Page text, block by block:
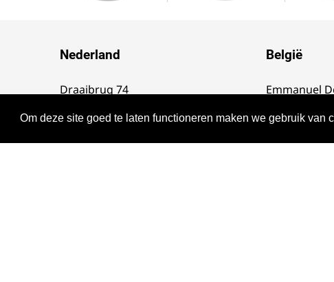
Om deze site goed te laten functioneren maken we gebruik van
Nederland
Draaibrug 74
T : +31 (0)117 - 45 25 65
E :info@aersgroep.com
België
Emmanuel
T :+31
E :